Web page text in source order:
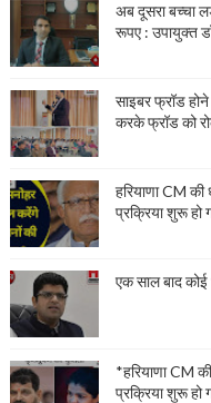
अब दूसरा बच्चा
रूपए : उपायुक्त
साइबर फ्रॉड
करके फ्रॉड को
हरियाणा CM
प्रक्रिया शुरू हो
एक साल बाद कोई
*हरियाणा CM
प्रक्रिया शुरू हो